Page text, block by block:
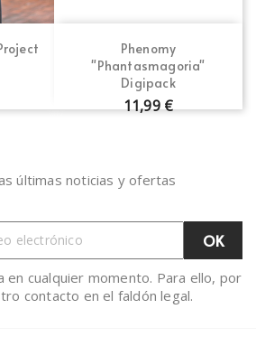
Phenomy
"Phantasmagoria"
Digipack
11,99 €
últimas noticias y ofertas
en cualquier momento. Para ello, por
contacto en el faldón legal.